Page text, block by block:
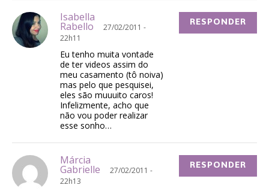
Isabella
Rabello
27/02/2011 -
22h11
Eu tenho muita vontade
de ter videos assim do
meu casamento (tô noiva)
mas pelo que pesquisei,
eles são muuuito caros!
Infelizmente, acho que
não vou poder realizar
esse sonho…
RESPONDER
Márcia
Gabrielle
27/02/2011 -
22h13
RESPONDER